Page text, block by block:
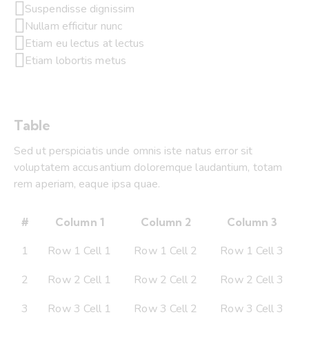
Suspendisse dignissim
Nullam efficitur nunc
Etiam eu lectus at lectus
Etiam lobortis metus
Table
Sed ut perspiciatis unde omnis iste natus error sit
voluptatem accusantium doloremque laudantium, totam
rem aperiam, eaque ipsa quae.
# Column 1 Column 2 Column 3
1 Row 1 Cell 1 Row 1 Cell 2
Row 1 Cell 3
2
Row 2 Cell 1 Row 2 Cell 2
Row 2 Cell 3
3
Row 3 Cell 1 Row 3 Cell 2 Row 3 Cell 3